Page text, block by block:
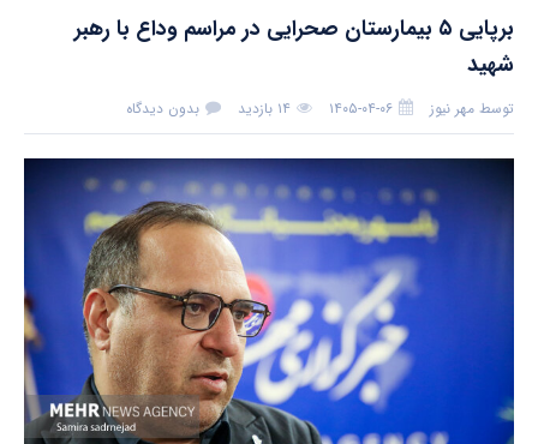
برپایی ۵ بیمارستان صحرایی در مراسم وداع با رهبر
شهید
توسط مهر نیوز ۱۴۰۵-۰۴-۰۶ ۱۴ بازدید بدون دیدگاه